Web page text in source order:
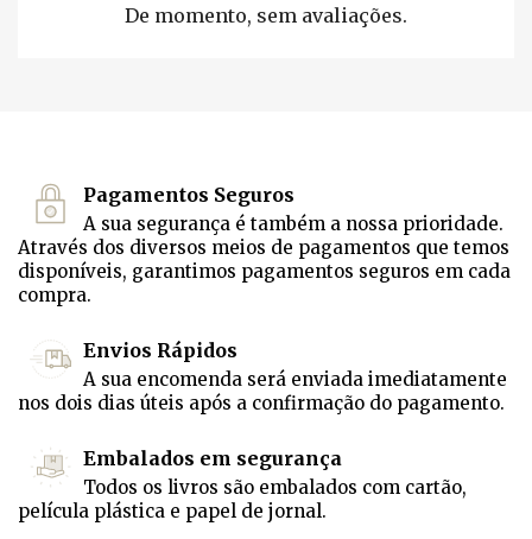
De momento, sem avaliações.
Pagamentos Seguros
A sua segurança é também a nossa prioridade.
Através dos diversos meios de pagamentos que temos
disponíveis, garantimos pagamentos seguros em cada
compra.
Envios Rápidos
A sua encomenda será enviada imediatamente
nos dois dias úteis após a confirmação do pagamento.
Embalados em segurança
Todos os livros são embalados com cartão,
película plástica e papel de jornal.